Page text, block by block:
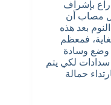
بإشراف
مصاب أن
بعد هذه
فمعظم
وضع وسادة
لكي يتم
حمالة